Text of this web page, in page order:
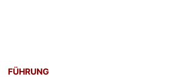
FÜHRUNG